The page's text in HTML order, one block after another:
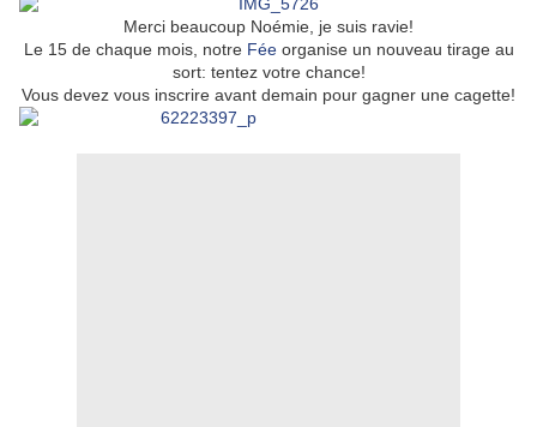
Merci beaucoup Noémie, je suis ravie!
Le 15 de chaque mois, notre Féeorganise un nouveau tirage au
sort: tentez votre chance!
Vous devez vous inscrire avant demain pour gagner une cagette!